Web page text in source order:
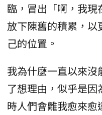
臨，冒出「啊，我
放下陳舊的積累，以
己的位置。
我為什麼一直以來
了想理由，似乎是
時人們會離我愈來